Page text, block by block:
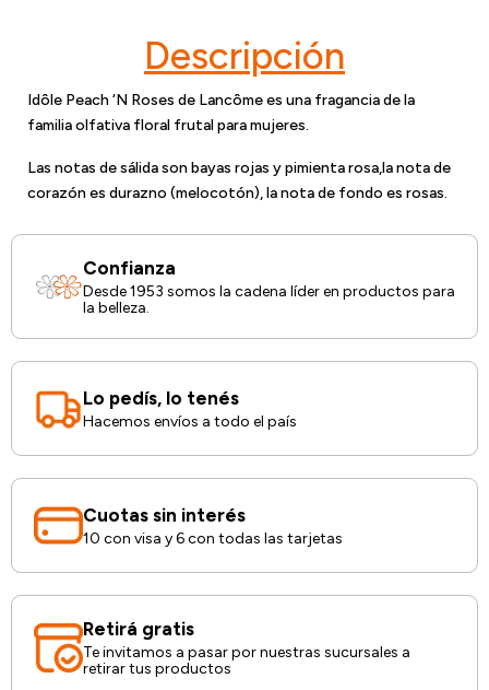
Descripción
Idôle Peach ‘N Roses de Lancôme es una fragancia de la
familia olfativa floral frutal para mujeres.
Las notas de sálida son bayas rojas y pimienta rosa,la nota de
corazón es durazno (melocotón), la nota de fondo es rosas.
Confianza
Desde 1953 somos la cadena líder en productos para
la belleza.
Lo pedís, lo tenés
Hacemos envíos a todo el país
Cuotas sin interés
10 con visa y 6 con todas las tarjetas
Retirá gratis
Te invitamos a pasar por nuestras sucursales a
retirar tus productos